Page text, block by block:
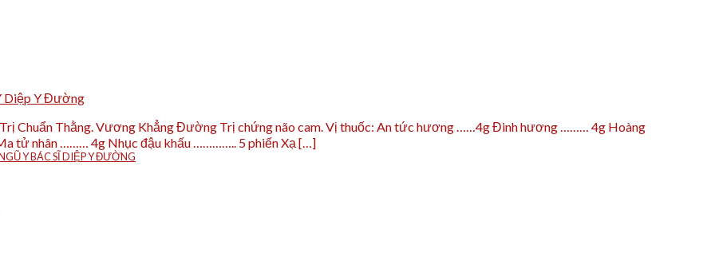
Y BÁC SĨ DIỆP Y ĐƯỜNG
Diệp Y Đường
Chuẩn Thằng. Vương Khẳng Đường Trị chứng não cam. Vị thuốc: An tức hương ……4g Đinh hương ……… 4g Hoàng
tử nhân ……… 4g Nhục đậu khấu ………….. 5 phiến Xạ […]